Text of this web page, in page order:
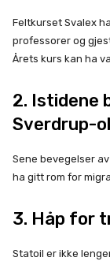
Feltkurset Svalex
professorer og
Årets kurs kan ha
2. Istidene
Sverdrup-
Sene bevegelser
ha gitt rom for
3. Håp for
Statoil er ikke